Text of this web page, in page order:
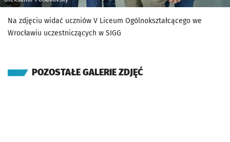
Na zdjęciu widać uczniów V Liceum Ogólnokształcącego we
Wrocławiu uczestniczących w SIGG
POZOSTAŁE GALERIE ZDJĘĆ